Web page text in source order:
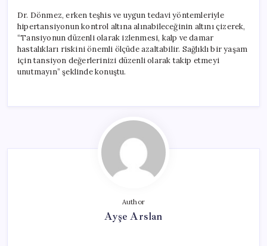
Dr. Dönmez, erken teşhis ve uygun tedavi yöntemleriyle
hipertansiyonun kontrol altına alınabileceğinin altını çizerek,
“Tansiyonun düzenli olarak izlenmesi, kalp ve damar
hastalıkları riskini önemli ölçüde azaltabilir. Sağlıklı bir yaşam
için tansiyon değerlerinizi düzenli olarak takip etmeyi
unutmayın” şeklinde konuştu.
Author
Ayşe Arslan